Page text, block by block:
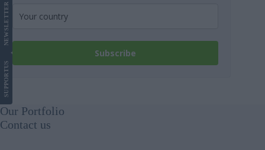
Subscribe
SUPPORT
US
NEWS
LETTER
Our Portfolio
Contact us